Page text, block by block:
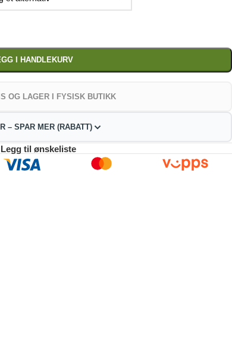
I HANDLEKURV
OG LAGER I FYSISK BUTIKK
– SPAR MER (RABATT)
5-9
kr
10+
182.00 kr
Legg til ønskeliste